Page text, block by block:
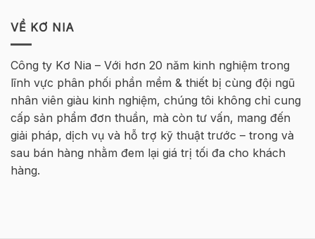
Bê
Cốt
thép
2026
–
Hà
Nội
MT
HØJGAARD
VIETNAM
VỀ KƠ NIA
Công ty Kơ Nia – Với hơn 20 năm kinh nghiệm trong
lĩnh vực phân phối phần mềm & thiết bị cùng đội ngũ
nhân viên giàu kinh nghiệm, chúng tôi không chỉ cung
cấp sản phẩm đơn thuần, mà còn tư vấn, mang đến
giải pháp, dịch vụ và hỗ trợ kỹ thuật trước – trong và
sau bán hàng nhằm đem lại giá trị tối đa cho khách
hàng.